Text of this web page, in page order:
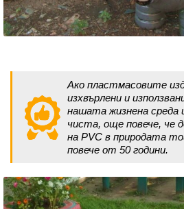
Ако пластмасовите
изхвърлени и
нашата жизнена среда
чиста, още повече, че
на PVC в природата
повече от 50 години.